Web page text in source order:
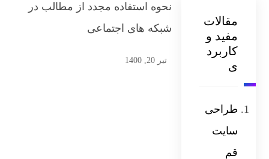
نحوه استفاده مجدد از مطالب در
شبکه های اجتماعی
تیر 20, 1400
مقالات
مفید و
کاربرد
ی
طراحی
سایت
قم